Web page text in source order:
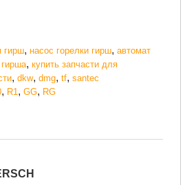
гирш, насос горелки гирш, автомат
гирша, купить запчасти для
, dkw, dmg, tf, santec
, R1 , GG, RG